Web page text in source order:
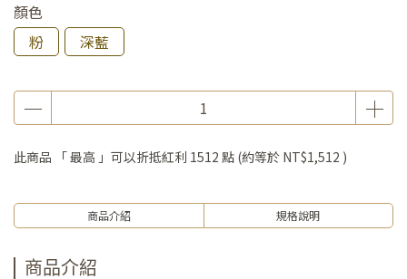
顏色
粉
深藍
此商品 「 最高 」可以折抵紅利 1512 點 (約等於 NT$1,512 )
商品介紹 規格說明
商品介紹